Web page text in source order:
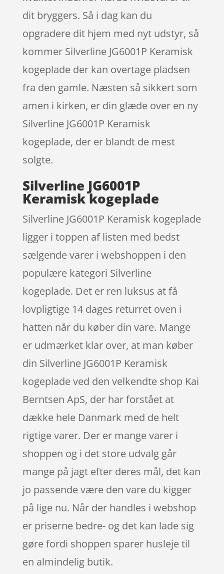
dit bryggers. Så i dag kan du
opgradere dit hjem med nyt udstyr, så
kommer Silverline JG6001P Keramisk
kogeplade der kan overtage pladsen
fra den gamle. Næsten så sikkert som
amen i kirken, er din glæde over en ny
Silverline JG6001P Keramisk
kogeplade, der er blandt de mest
solgte.
Silverline JG6001P
Keramisk kogeplade
Silverline JG6001P Keramisk kogeplade
ligger i toppen af listen med bedst
sælgende varer i webshoppen i den
populære kategori Silverline
kogeplade. Det er ren luksus at få
lovpligtige 14 dages returret oven i
hatten når du køber din vare. Mange
er udmærket klar over, at man køber
din Silverline JG6001P Keramisk
kogeplade ved den velkendte shop Kai
Berntsen ApS, der har forstået at
dække hele Danmark med de helt
rigtige varer. Der er mange varer i
shoppen og i det store udvalg går
mange på jagt efter deres mål, det kan
jo passende være den vare du kigger
på lige nu. Når der handles i webshop
er priserne bedre- og det kan lade sig
gøre fordi shoppen sparer husleje til
en almindelig butik.